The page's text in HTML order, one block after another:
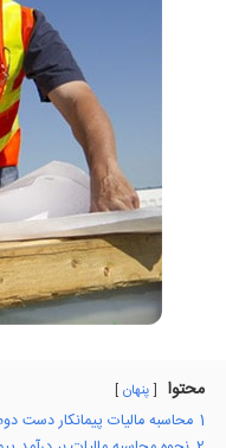
محتوا پنهان
1 محاسبه مالیات پیمانکار دست